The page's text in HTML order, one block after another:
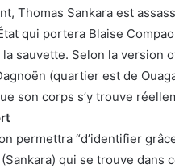
Thomas Sankara est
qui portera Blaise
sauvette. Selon la version
(quartier est de
son corps s’y trouve
permettra “d’identifier
qui se trouve dans